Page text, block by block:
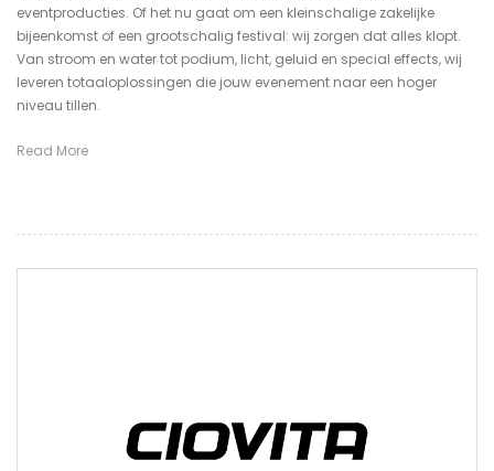
eventproducties. Of het nu gaat om een kleinschalige zakelijke
bijeenkomst of een grootschalig festival: wij zorgen dat alles klopt.
Van stroom en water tot podium, licht, geluid en special effects, wij
leveren totaaloplossingen die jouw evenement naar een hoger
niveau tillen.
Read More